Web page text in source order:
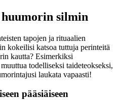
huumorin silmin
tapojen ja rituaalien
kokeilisi katsoa tuttuja perinteitä
kautta? Esimerkiksi
todelliseksi taideteokseksi,
laukata vapaasti!
pääsiäiseen